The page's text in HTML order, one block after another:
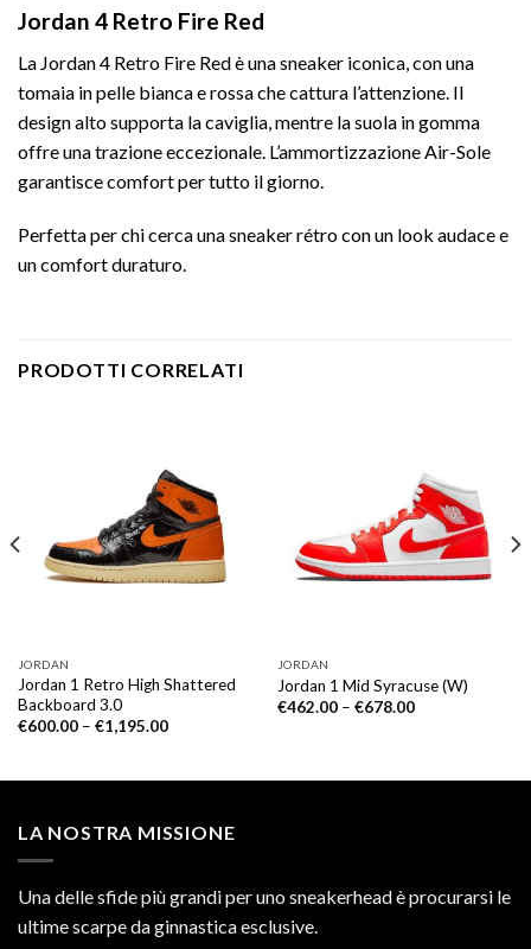
Jordan 4 Retro Fire Red
La Jordan 4 Retro Fire Red è una sneaker iconica, con una
tomaia in pelle bianca e rossa che cattura l’attenzione. Il
design alto supporta la caviglia, mentre la suola in gomma
offre una trazione eccezionale. L’ammortizzazione Air-Sole
garantisce comfort per tutto il giorno.
Perfetta per chi cerca una sneaker rétro con un look audace e
un comfort duraturo.
PRODOTTI CORRELATI
JORDAN
Jordan 1 Retro High Shattered
Backboard 3.0
€600.00– €1,195.00
JORDAN
Jordan 1 Mid Syracuse (W)
€462.00– €678.00
LA NOSTRA MISSIONE
Una delle sfide più grandi per uno sneakerhead è procurarsi le
ultime scarpe da ginnastica esclusive.